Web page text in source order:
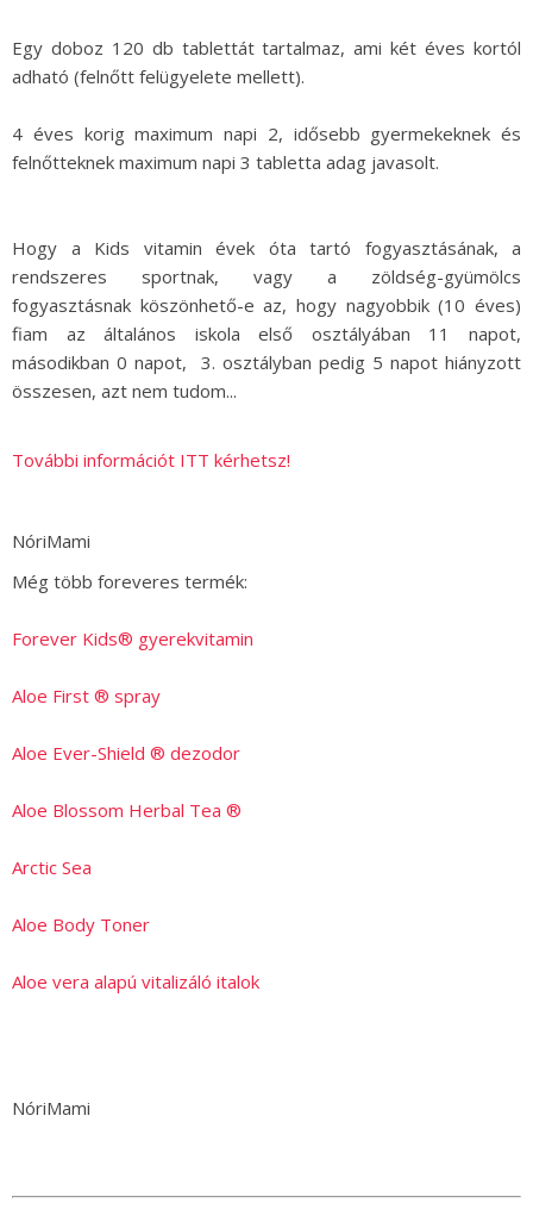
Egy doboz 120 db tablettát tartalmaz, ami két éves kortól
adható (felnőtt felügyelete mellett).
4 éves korig maximum napi 2, idősebb gyermekeknek és
felnőtteknek maximum napi 3 tabletta adag javasolt.
Hogy a Kids vitamin évek óta tartó fogyasztásának, a
rendszeres sportnak, vagy a zöldség-gyümölcs
fogyasztásnak köszönhető-e az, hogy nagyobbik (10 éves)
fiam az általános iskola első osztályában 11 napot,
másodikban 0 napot, 3. osztályban pedig 5 napot hiányzott
összesen, azt nem tudom...
További információt ITT kérhetsz!
NóriMami
Még több foreveres termék:
Forever Kids® gyerekvitamin
Aloe First ® spray
Aloe Ever-Shield ® dezodor
Aloe Blossom Herbal Tea ®
Arctic Sea
Aloe Body Toner
Aloe vera alapú vitalizáló italok
NóriMami